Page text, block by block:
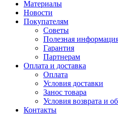
Материалы
Новости
Покупателям
Советы
Полезная
Гарантия
Партнерам
Оплата и доставка
Оплата
Условия доставки
Занос товара
Условия возврата и
Контакты